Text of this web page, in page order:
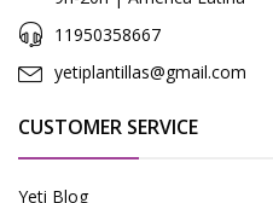
11950358667
yetiplantillas@gmail.com
CUSTOMER SERVICE
Yeti Blog